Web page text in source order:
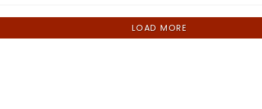
LOAD MORE